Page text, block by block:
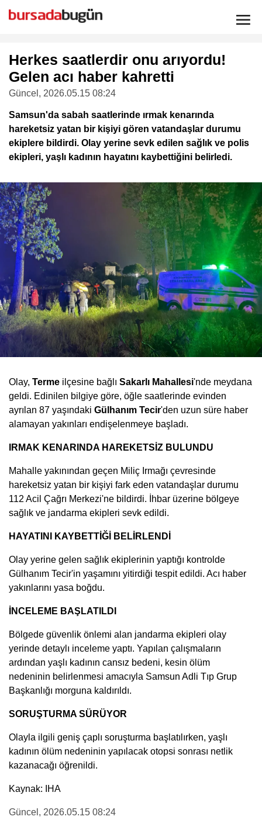
Herkes saatlerdir onu arıyordu!
Gelen acı haber kahretti
Güncel , 2026.05.15 08:24
Samsun'da sabah saatlerinde ırmak kenarında
hareketsiz yatan bir kişiyi gören vatandaşlar durumu
ekiplere bildirdi. Olay yerine sevk edilen sağlık ve polis
ekipleri, yaşlı kadının hayatını kaybettiğini belirledi.
Olay, Terme ilçesine bağlı Sakarlı Mahallesi'nde meydana
geldi. Edinilen bilgiye göre, öğle saatlerinde evinden
ayrılan 87 yaşındaki Gülhanım Tecir'den uzun süre haber
alamayan yakınları endişelenmeye başladı.
IRMAK KENARINDA HAREKETSİZ BULUNDU
Mahalle yakınından geçen Miliç Irmağı çevresinde
hareketsiz yatan bir kişiyi fark eden vatandaşlar durumu
112 Acil Çağrı Merkezi'ne bildirdi. İhbar üzerine bölgeye
sağlık ve jandarma ekipleri sevk edildi.
HAYATINI KAYBETTİĞİ BELİRLENDİ
Olay yerine gelen sağlık ekiplerinin yaptığı kontrolde
Gülhanım Tecir'in yaşamını yitirdiği tespit edildi. Acı haber
yakınlarını yasa boğdu.
İNCELEME BAŞLATILDI
Bölgede güvenlik önlemi alan jandarma ekipleri olay
yerinde detaylı inceleme yaptı. Yapılan çalışmaların
ardından yaşlı kadının cansız bedeni, kesin ölüm
nedeninin belirlenmesi amacıyla Samsun Adli Tıp Grup
Başkanlığı morguna kaldırıldı.
SORUŞTURMA SÜRÜYOR
Olayla ilgili geniş çaplı soruşturma başlatılırken, yaşlı
kadının ölüm nedeninin yapılacak otopsi sonrası netlik
kazanacağı öğrenildi.
Kaynak: IHA
Güncel , 2026.05.15 08:24